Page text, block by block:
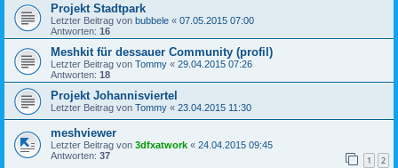
Projekt Stadtpark
Letzter Beitrag von bubbele « 07.05.2015 07:00
Antworten: 16
Meshkit für dessauer Community (profil)
Letzter Beitrag von Tommy « 29.04.2015 07:26
Antworten: 18
Projekt Johannisviertel
Letzter Beitrag von Tommy « 23.04.2015 11:30
meshviewer
Letzter Beitrag von 3dfxatwork « 24.04.2015 09:45
Antworten: 37 1 2